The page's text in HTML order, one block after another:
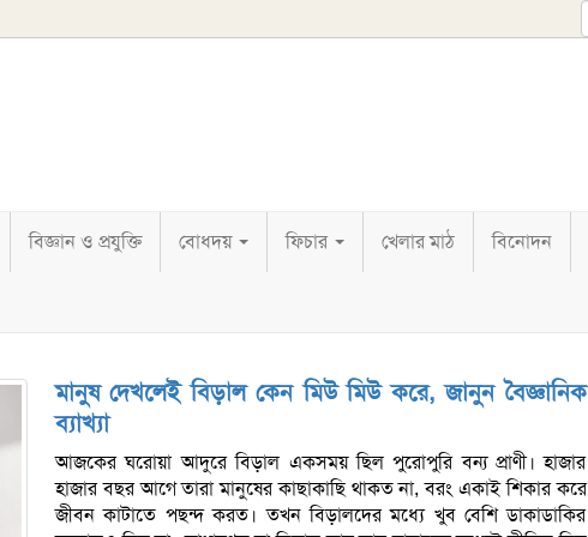
বিজ্ঞান ও প্রযুক্তি বোধদয় ফিচার খেলার মাঠ বিনোদন
মানুষ দেখলেই বিড়াল কেন মিউ মিউ করে, জানুন বৈজ্ঞানিক
ব্যাখ্যা
আজকের ঘরোয়া আদুরে বিড়াল একসময় ছিল পুরোপুরি বন্য প্রাণী। হাজার
হাজার বছর আগে তারা মানুষের কাছাকাছি থাকত না, বরং একাই শিকার করে
জীবন কাটাতে পছন্দ করত। তখন বিড়ালদের মধ্যে খুব বেশি ডাকাডাকির